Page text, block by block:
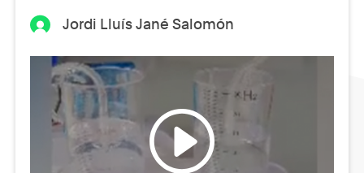
Jordi Lluís Jané Salomón